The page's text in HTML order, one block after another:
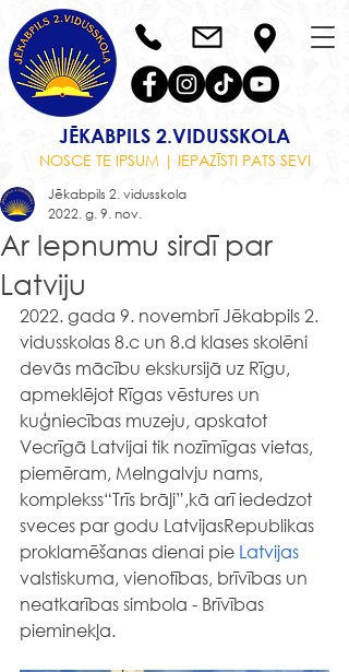
JĒKABPILS 2.VIDUSSKOLA
NOSCE TE IPSUM | IEPAZĪSTI PATS SEVI
Ar lepnumu sirdī par
Latviju
Jēkabpils 2. vidusskola
2022. g. 9. nov.
2022. gada 9. novembrī Jēkabpils 2.
vidusskolas 8.c un 8.d klases skolēni
devās mācību ekskursijā uz Rīgu,
apmeklējot Rīgas vēstures un
kuģniecības muzeju, apskatot
Vecrīgā Latvijai tik nozīmīgas vietas,
piemēram, Melngalvju nams,
komplekss“Trīs brāļi”,kā arī iededzot
sveces par godu LatvijasRepublikas
proklamēšanas dienai pie Latvijas
valstiskuma, vienotības, brīvības un
neatkarības simbola - Brīvības
pieminekļa.